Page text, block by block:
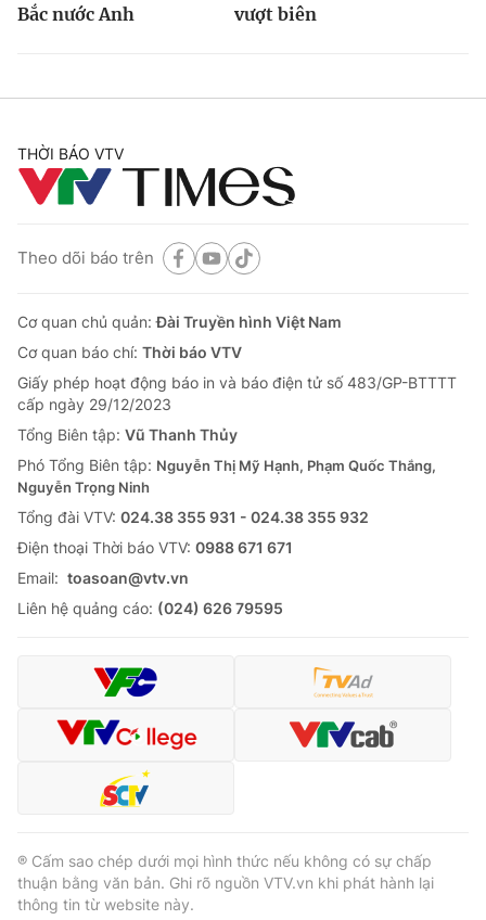
Bắc nước Anh
vượt biên
THỜI BÁO VTV
Theo dõi báo trên
Cơ quan chủ quản:Đài Truyền hình Việt Nam
Cơ quan báo chí: Thời báo VTV
Giấy phép hoạt động báo in và báo điện tử số 483/GP-BTTTT
cấp ngày 29/12/2023
Tổng Biên tập: Vũ Thanh Thủy
Phó Tổng Biên tập: Nguyễn Thị Mỹ Hạnh, Phạm Quốc Thắng,
Nguyễn Trọng Ninh
Tổng đài VTV: 024.38 355 931 - 024.38 355 932
Ðiện thoại Thời báo VTV: 0988 671 671
Email: toasoan@vtv.vn
Liên hệ quảng cáo: (024) 626 79595
® Cấm sao chép dưới mọi hình thức nếu không có sự chấp
thuận bằng văn bản. Ghi rõ nguồn VTV.vn khi phát hành lại
thông tin từ website này.